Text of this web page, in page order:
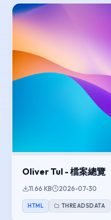
Oliver Tul - 檔案總覽
11.66 KB 2026-07-30
HTML THREADSDATA